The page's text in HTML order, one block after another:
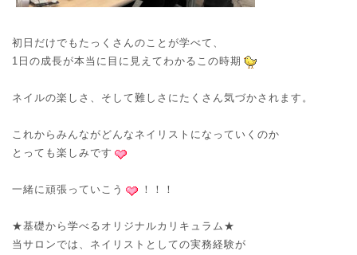
初日だけでもたっくさんのことが学べて、
1日の成長が本当に目に見えてわかるこの時期
ネイルの楽しさ、そして難しさにたくさん気づかされます。
これからみんながどんなネイリストになっていくのか
とっても楽しみです
一緒に頑張っていこう ！！！
★基礎から学べるオリジナルカリキュラム★
当サロンでは、ネイリストとしての実務経験が